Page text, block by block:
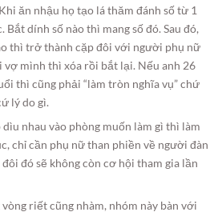
ăn nhậu họ tạo lá thăm đánh số từ 1
dính số nào thì mang số đó. Sau đó,
thì trở thành cặp đôi với người phụ nữ
vợ mình thì xóa rồi bắt lại. Nếu anh 26
thì cũng phải “làm tròn nghĩa vụ” chứ
lý do gì.
nhau vào phòng muốn làm gì thì làm
chỉ cần phụ nữ than phiền về người đàn
đôi đó sẽ không còn cơ hội tham gia lần
riết cũng nhàm, nhóm này bàn với